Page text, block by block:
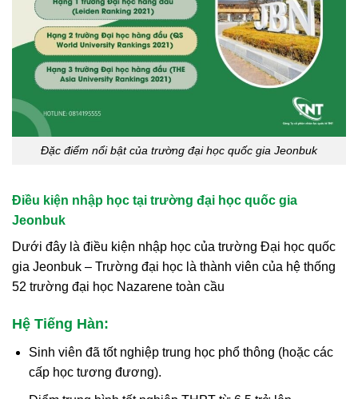
Đặc điểm nổi bật của trường đại học quốc gia Jeonbuk
Điều kiện nhập học tại trường đại học quốc gia
Jeonbuk
Dưới đây là điều kiện nhập học của trường Đại học quốc
gia Jeonbuk – Trường đại học là thành viên của hệ thống
52 trường đại học Nazarene toàn cầu
Hệ Tiếng Hàn:
Sinh viên đã tốt nghiệp trung học phổ thông (hoặc các
cấp học tương đương).